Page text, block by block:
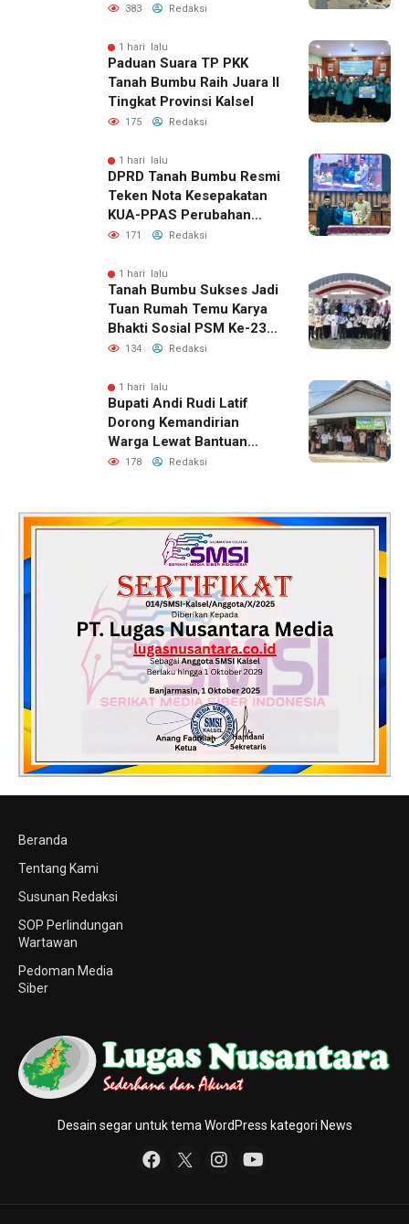
383 Redaksi
1 hari lalu
Paduan Suara TP PKK
Tanah Bumbu Raih Juara II
Tingkat Provinsi Kalsel
175 Redaksi
1 hari lalu
DPRD Tanah Bumbu Resmi
Teken Nota Kesepakatan
KUA-PPAS Perubahan
APBD 2026
171 Redaksi
1 hari lalu
Tanah Bumbu Sukses Jadi
Tuan Rumah Temu Karya
Bhakti Sosial PSM Ke-23
Kalimantan Selatan
134 Redaksi
1 hari lalu
Bupati Andi Rudi Latif
Dorong Kemandirian
Warga Lewat Bantuan
Usaha Ekonomi Produktif
178 Redaksi
Beranda
Tentang Kami
Susunan Redaksi
SOP Perlindungan
Wartawan
Pedoman Media
Siber
Desain segar untuk tema WordPress kategori News